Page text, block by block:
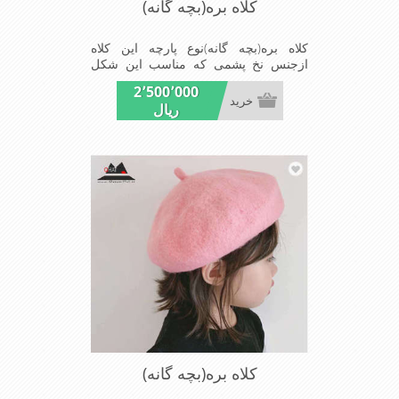
کلاه بره(بچه گانه)
کلاه بره(بچه گانه)نوع پارچه این کلاه
ازجنس نخ پشمی که مناسب این شکل
ازکلاه است شیک ومناسب بچه های خوش
پوش جنس عالی,بافتی
مناسب,سبکی,خوش فرمی
2٬500٬000
ریال
خرید
کلاه بره(بچه گانه)